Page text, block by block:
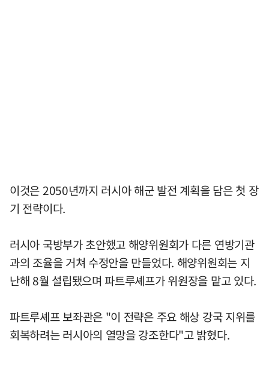
이것은 2050년까지 러시아 해군 발전 계획을 담은 첫 장
기 전략이다.
러시아 국방부가 초안했고 해양위원회가 다른 연방기관
과의 조율을 거쳐 수정안을 만들었다. 해양위원회는 지
난해 8월 설립됐으며 파트루셰프가 위원장을 맡고 있다.
파트루셰프 보좌관은 "이 전략은 주요 해상 강국 지위를
회복하려는 러시아의 열망을 강조한다"고 밝혔다.